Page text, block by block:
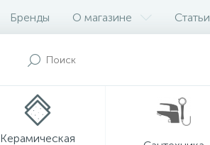
Бренды О магазине Статьи
Керамическая